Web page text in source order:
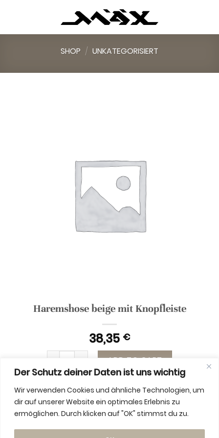
Der Schutz deiner Daten ist uns wichtig
Wir verwenden Cookies und ähnliche Technologien, um
dir auf unserer Website ein optimales Erlebnis zu
ermöglichen. Durch klicken auf "OK" stimmst du zu.
SHOP / UNKATEGORISIERT
Haremshose beige mit Knopfleiste
38,35 €
Haremshose beige mit Knopfleiste quantity
ADD TO CART
ADDITIONAL INFORMATION